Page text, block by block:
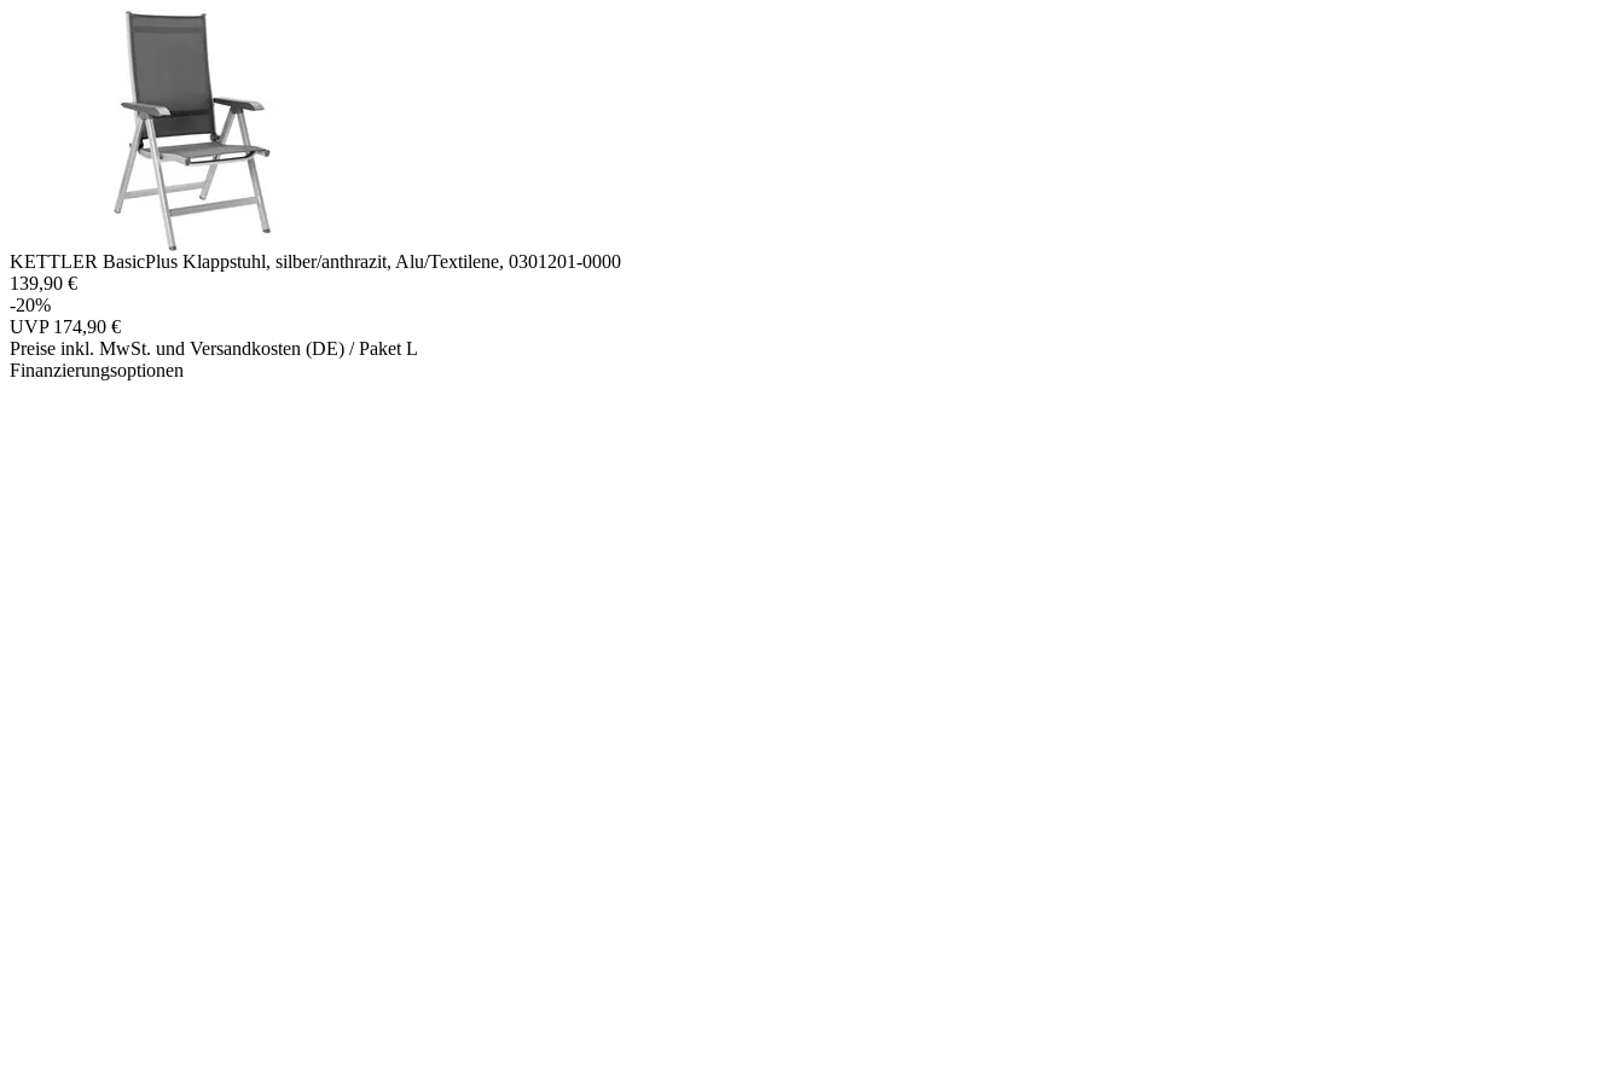
KETTLER BasicPlus Klappstuhl, silber/anthrazit, Alu/Textilene, 0301201-0000
139,90 €
-20%
UVP 174,90 €
Preise inkl. MwSt. und Versandkosten (DE) / Paket L
Finanzierungsoptionen